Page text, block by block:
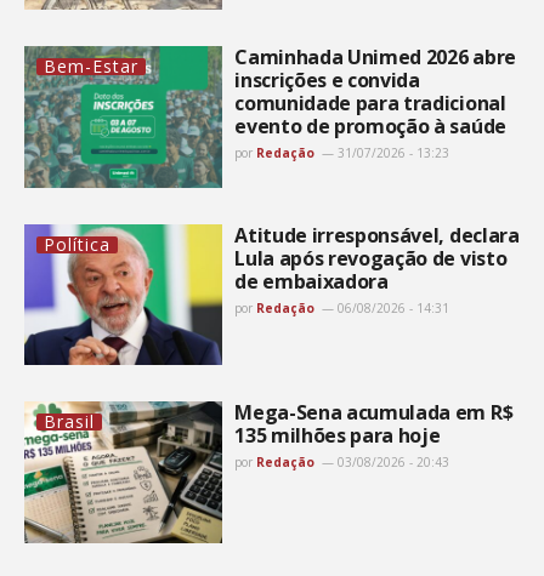
Bem-Estar
Caminhada Unimed 2026 abre
inscrições e convida
comunidade para tradicional
evento de promoção à saúde
por Redação 31/07/2026 - 13:23
Política
Atitude irresponsável, declara
Lula após revogação de visto
de embaixadora
por Redação 06/08/2026 - 14:31
Brasil
Mega-Sena acumulada em R$
135 milhões para hoje
por Redação 03/08/2026 - 20:43